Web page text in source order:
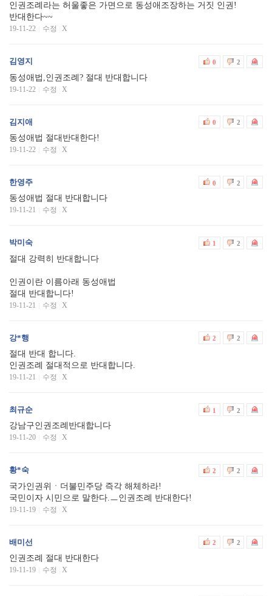
인권조례라는 허울좋은 가면으로 동성애조장하는 거짓 인권!
반대한다~~
19-11-22 수정 X
김영지 0 2
동성애법,인권조례? 절대 반대합니다
19-11-22 수정 X
김지애 0 2
동성애법 절대반대한다!
19-11-22 수정 X
한영주 0 2
동성애법 절대 반대합니다
19-11-21 수정 X
박미숙 1 2
절대 강력히 반대합니다
인권이란 이름아래 동성애법
절대 반대합니다!
19-11-21 수정 X
강*행 2 2
절대 반대 합니다.
인권조례 절대적으로 반대합니다.
19-11-21 수정 X
최규순 1 2
강남구인권조례반대합니다
19-11-20 수정 X
황*숙 2 2
국가인권위ㆍ더불민주당 즉각 해체하라!
국민이자 시민으로 말한다.ㅡ인권조례 반대한다!
19-11-19 수정 X
배미선 2 2
인권조례 절대 반대한다
19-11-19 수정 X